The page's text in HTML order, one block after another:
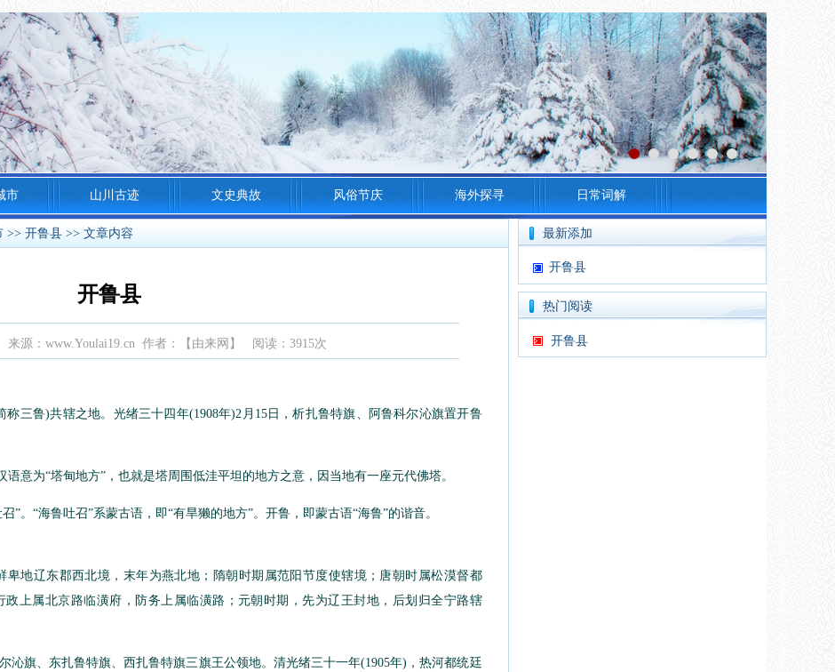
市 山川古迹 文史典故 风俗节庆 海外探寻 日常词解
>> 开鲁县 >> 文章内容
开鲁县
来源：www.Youlai19.cn 作者：【由来网】 阅读：3915次
鲁)共辖之地。光绪三十四年(1908年)2月15日，析扎鲁特旗、阿鲁科尔沁旗置开鲁
为“塔甸地方”，也就是塔周围低洼平坦的地方之意，因当地有一座元代佛塔。
“海鲁吐召”系蒙古语，即“有旱獭的地方”。开鲁，即蒙古语“海鲁”的谐音。
辽东郡西北境，末年为燕北地；隋朝时期属范阳节度使辖境；唐朝时属松漠督都
上属北京路临潢府，防务上属临潢路；元朝时期，先为辽王封地，后划归全宁路辖
旗、东扎鲁特旗、西扎鲁特旗三旗王公领地。清光绪三十一年(1905年)，热河都统廷
最新添加
开鲁县
热门阅读
开鲁县